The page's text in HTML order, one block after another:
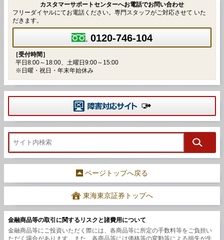
カスタマーサポートセンターへお電話でお問い合わせ
フリーダイヤルにてお電話ください。専門スタッフがご対応させて いた
だきます。
0120-746-104
［受付時間］
平日8:00～18:00、土曜日9:00～15:00
※日曜・祝日・年末年始休み
ページトップへ戻る
東海東京証券トップへ
金融商品等の取引に関するリスクと諸費用について
金融商品等にご投資いただく際には、各商品等に所定の手数料等をご負担い
ただく場合があります。また、各商品等には価格等の変動等による損失が生